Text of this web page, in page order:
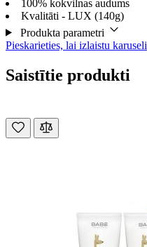
100% kokvilnas audums
Kvalitāti - LUX (140g)
Produkta parametri
Pieskarieties, lai izlaistu karuseli
Saistītie produkti